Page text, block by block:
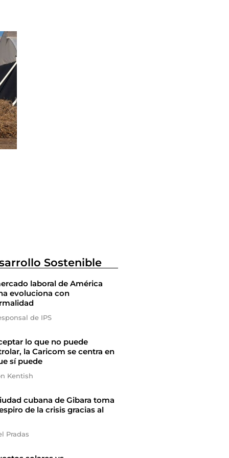
Sostenible
laboral de América
evoluciona con
de IPS
lo que no puede
la Caricom se centra en
sí puede
Kentish
cubana de Gibara toma
de la crisis gracias al
Pradas